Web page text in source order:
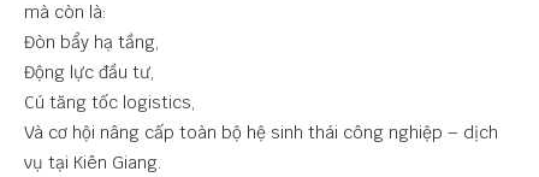
mà còn là:
Đòn bẩy hạ tầng,
Động lực đầu tư,
Cú tăng tốc logistics,
Và cơ hội nâng cấp toàn bộ hệ sinh thái công nghiệp – dịch
vụ tại Kiên Giang.